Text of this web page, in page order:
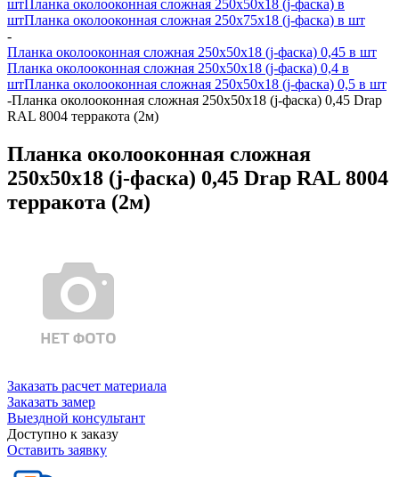
штПланка околооконная сложная 250х50х18 (j-фаска) в
штПланка околооконная сложная 250х75х18 (j-фаска) в шт
-
Планка околооконная сложная 250х50х18 (j-фаска) 0,45 в шт
Планка околооконная сложная 250х50х18 (j-фаска) 0,4 в
штПланка околооконная сложная 250х50х18 (j-фаска) 0,5 в шт
-Планка околооконная сложная 250х50х18 (j-фаска) 0,45 Drap
RAL 8004 терракота (2м)
Планка околооконная сложная
250х50х18 (j-фаска) 0,45 Drap RAL 8004
терракота (2м)
Заказать расчет материала
Заказать замер
Выездной консультант
Доступно к заказу
Оставить заявку